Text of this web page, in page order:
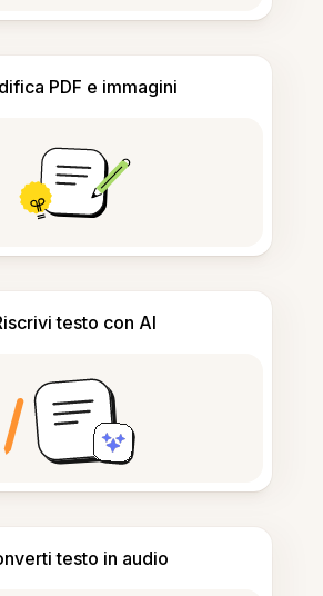
PDF e immagini
testo con AI
testo in audio